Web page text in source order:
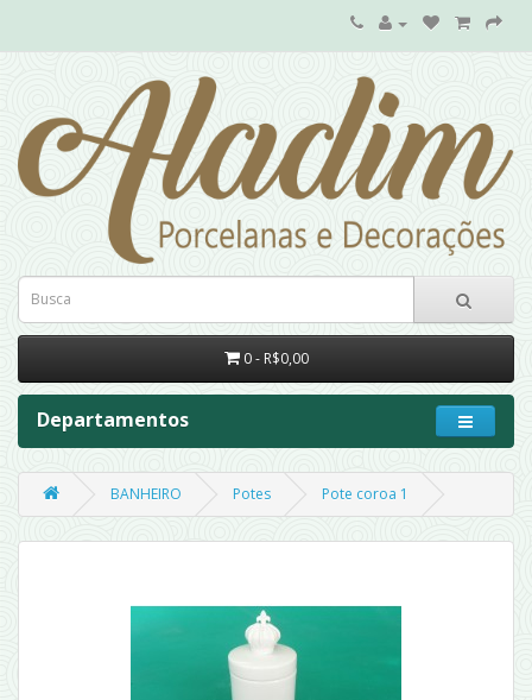
0 - R$0,00
Departamentos
BANHEIRO Potes Pote coroa 1